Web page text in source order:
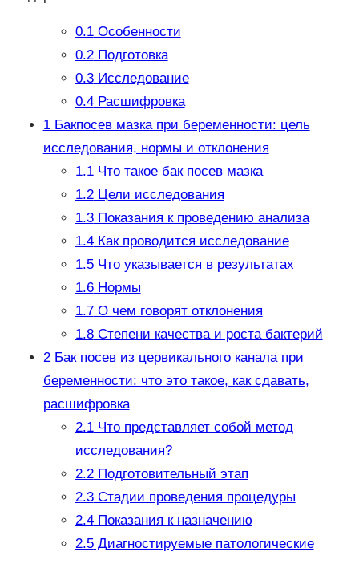
0.1Особенности
0.2Подготовка
0.3Исследование
0.4Расшифровка
1Бакпосев мазка при беременности: цель
исследования, нормы и отклонения
1.1Что такое бак посев мазка
1.2Цели исследования
1.3Показания к проведению анализа
1.4Как проводится исследование
1.5Что указывается в результатах
1.6Нормы
1.7О чем говорят отклонения
1.8Степени качества и роста бактерий
2Бак посев из цервикального канала при
беременности: что это такое, как сдавать,
расшифровка
2.1Что представляет собой метод
исследования?
2.2Подготовительный этап
2.3Стадии проведения процедуры
2.4Показания к назначению
2.5Диагностируемые патологические